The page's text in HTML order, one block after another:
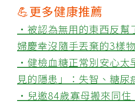
💪更多健康推薦
‧被認為無用的東西反幫
婦慶幸沒隨手丟棄的3樣
‧健檢血糖正常別安心太
見的隱患」：失智、糖尿
‧兒邀84歲寡母搬來同住